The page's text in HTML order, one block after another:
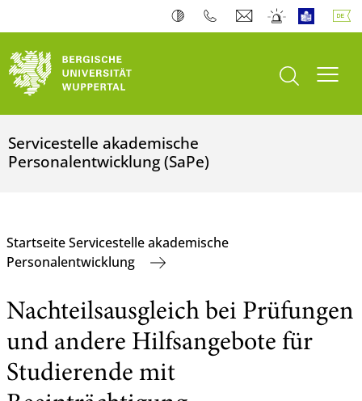
Suche öffnen
Servicestelle akademische
Personalentwicklung (SaPe)
Startseite Servicestelle akademische
Personalentwicklung
Nachteilsausgleich bei Prüfungen
und andere Hilfsangebote für
Studierende mit